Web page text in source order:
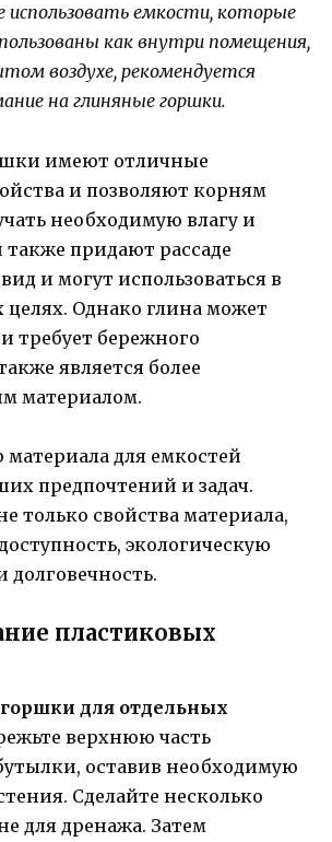
емкости, которые
как внутри помещения,
воздухе, рекомендуется
на глиняные горшки.
имеют отличные
и позволяют корням
необходимую влагу и
придают рассаде
и могут использоваться в
Однако глина может
требует бережного
является более
материалом.
материала для емкостей
предпочтений и задач.
только свойства материала,
экологическую
долговечность.
пластиковых
для отдельных
верхнюю часть
оставив необходимую
Сделайте несколько
для дренажа. Затем